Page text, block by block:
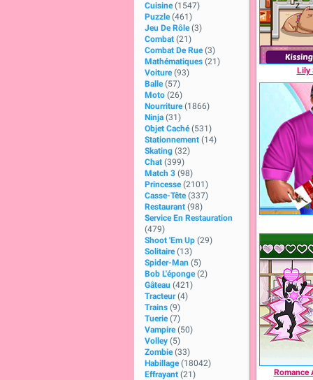
Cuisine (1547)
Puzzle (461)
Jeu De Rôle (3)
Combat (21)
Combat De Rue (3)
Mathématiques (21)
Voiture (93)
Balle (57)
Moto (26)
Nourriture (1866)
Ninja (31)
Objet Caché (531)
Stationnement (14)
Skating (32)
Chat (399)
Match 3 (98)
Princesse (2101)
Casse-Tête (337)
Restaurant (98)
Service En Restauration
(479)
Shoot 'Em Up (29)
Solitaire (13)
Spider-Man (5)
Bob L'éponge (2)
Gâteau (421)
Tracteur (4)
Trains (9)
Tuerie (7)
Vampire (50)
Volley (5)
Zombie (33)
Habillage (18042)
Effrayant (21)
Lily
Romance